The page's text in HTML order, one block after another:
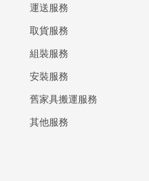
運送服務
取貨服務
組裝服務
安裝服務
​舊家具搬運服務
其他服務